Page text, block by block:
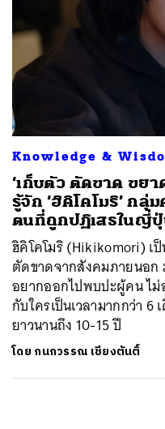
Knowledge &
‘เก็บตัว ตัดขาด ขยา
รู้จัก ‘ฮิคิโคโมริ’ ก
ตนที่ถูกปฏิเสธในญี่
ฮิคิโคโมริ (Hikikomori)
ตัดขาดจากสังคมภายนอก
อยากออกไปพบปะผู้คน ไ
กับใครเป็นเวลามากกว่า
ยาวนานถึง 10-15 ปี
โดย กนกวรรณ เชียงตันติ์
SHARE